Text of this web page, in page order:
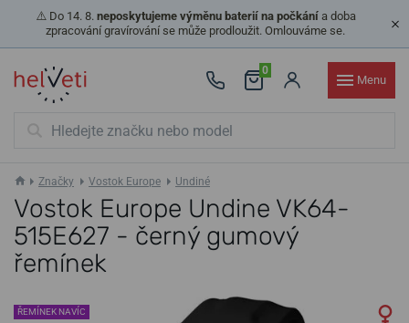
⚠️ Do 14. 8. neposkytujeme výměnu baterií na počkánía doba
zpracování gravírování se může prodloužit. Omlouváme se.
0
Menu
Značky Vostok Europe Undiné
Vostok Europe Undine VK64-
515E627 - černý gumový
řemínek
ŘEMÍNEK NAVÍC